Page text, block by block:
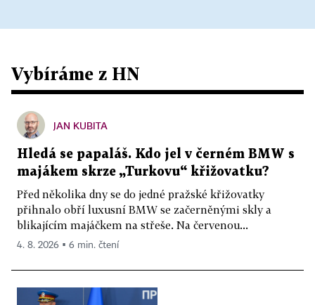
Vybíráme z HN
JAN KUBITA
Hledá se papaláš. Kdo jel v černém BMW s
majákem skrze „Turkovu“ křižovatku?
Před několika dny se do jedné pražské křižovatky
přihnalo obří luxusní BMW se začerněnými skly a
blikajícím majáčkem na střeše. Na červenou...
4. 8. 2026 ▪ 6 min. čtení